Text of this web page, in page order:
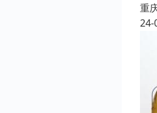
重
24-